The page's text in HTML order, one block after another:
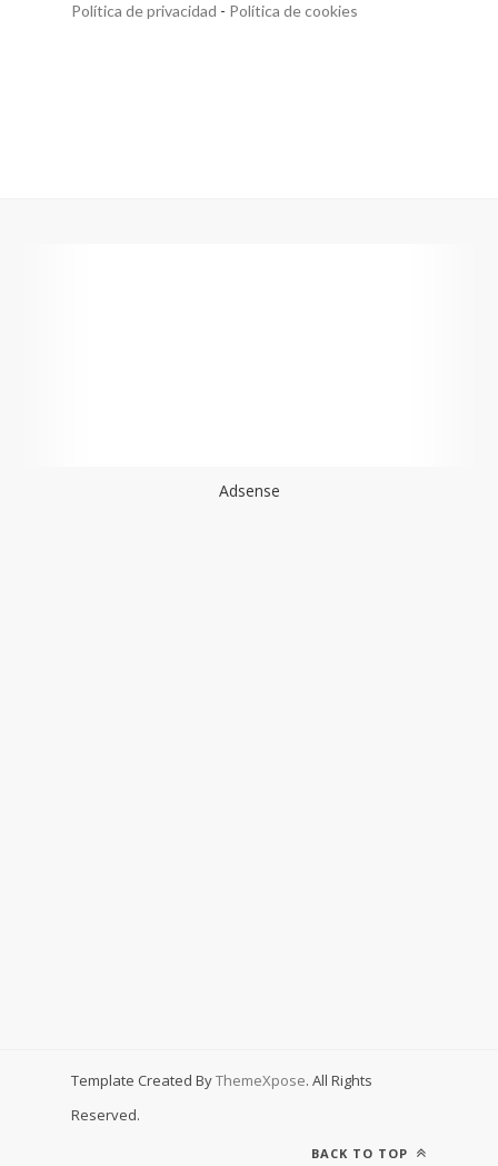
Política de privacidad - Política de cookies
Adsense
Template Created ByThemeXpose. All Rights
Reserved.
BACK TO TOP